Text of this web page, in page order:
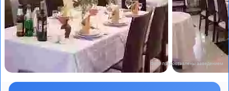
Фото предоставлены заведением